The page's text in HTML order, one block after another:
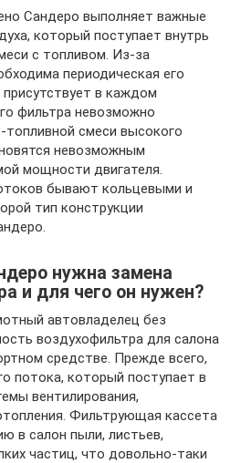
Сандеро выполняет важные
который поступает внутрь
с топливом. Из-за
периодическая его
в каждом
фильтра невозможно
смеси высокого
невозможным
мощности двигателя.
бывают кольцевыми и
тип конструкции
нужна замена
и для чего он нужен?
автовладелец без
воздухофильтра для салона
средстве. Прежде всего,
потока, который поступает в
вентилирования,
Фильтрующая кассета
в салон пыли, листьев,
частиц, что довольно-таки